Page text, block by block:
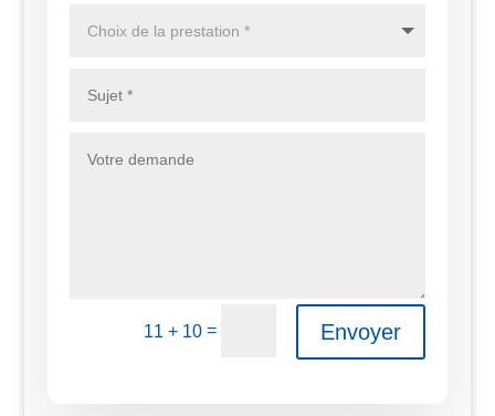
11 + 10 = Envoyer